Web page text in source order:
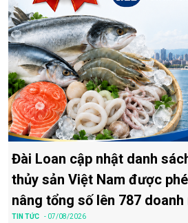
Đài Loan cập nhật danh
thủy sản Việt Nam được
nâng tổng số lên 787 doanh
TIN TỨC - 07/08/2026